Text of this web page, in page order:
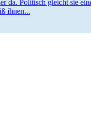
da. Politisch gleicht sie
ihnen...